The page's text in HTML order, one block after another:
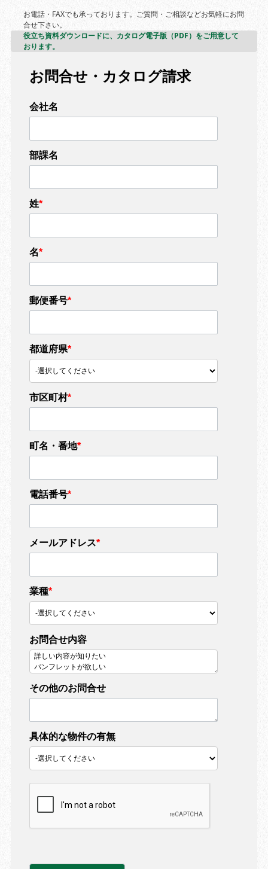
お電話・FAXでも承っております。ご質問・ご相談などお気軽にお問
合せ下さい。
役立ち資料ダウンロードに、カタログ電子版（PDF）をご用意して
おります。
お問合せ・カタログ請求
会社名
部課名
姓*
名*
郵便番号*
都道府県*
市区町村*
町名・番地*
電話番号*
メールアドレス*
業種*
お問合せ内容
その他のお問合せ
具体的な物件の有無